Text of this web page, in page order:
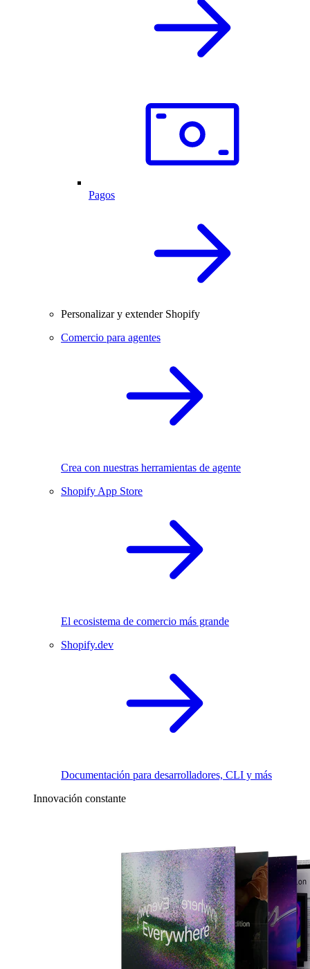
Pagos
Personalizar y extender Shopify
Comercio para agentes
Crea con nuestras herramientas de agente
Shopify App Store
El ecosistema de comercio más grande
Shopify.dev
Documentación para desarrolladores, CLI y más
Innovación constante